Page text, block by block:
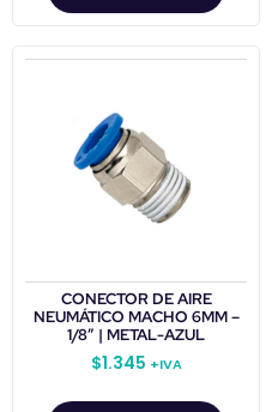
CONECTOR DE AIRE
NEUMÁTICO MACHO 6MM –
1/8″ | METAL-AZUL
$1.345 +IVA